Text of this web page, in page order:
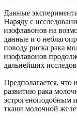
Данные
Наряду с
изофлавонов на
данные и о
поводу риска рака
изофлавонов
дальнейших
Предполагается, что
развитию рака
эстрогеноподобным
ткани молочной